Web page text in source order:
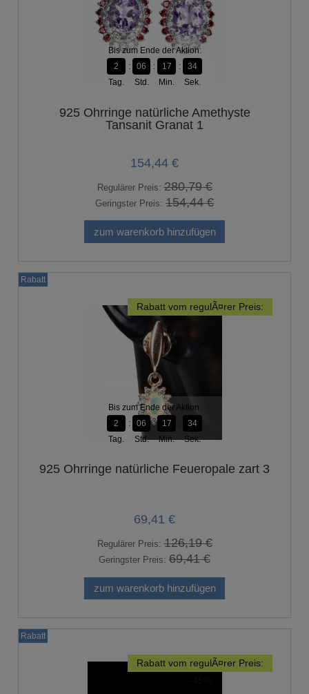
Bis zum Ende der Aktion:
2
Tag.
06
Std.
17
Min.
33
Sek.
925 Ohrringe natürliche Amethyste
Tansanit Granat 1
154,44 €
Regulärer Preis:280,79 €
Geringster Preis: 154,44 €
zum warenkorb hinzufügen
Rabatt vom regulÃ¤rer Preis:
Bis zum Ende der Aktion:
2
Tag.
06
Std.
17
Min.
33
Sek.
925 Ohrringe natürliche Feueropale zart 3
69,41 €
Regulärer Preis:126,19 €
Geringster Preis: 69,41 €
zum warenkorb hinzufügen
Rabatt
Rabatt vom regulÃ¤rer Preis:
Rabatt